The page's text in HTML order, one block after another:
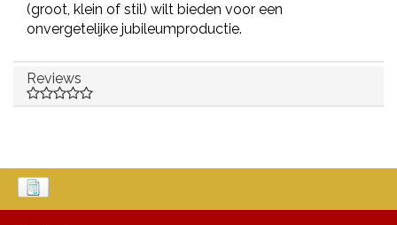
(groot, klein of stil) wilt bieden voor een
onvergetelijke jubileumproductie.
Reviews